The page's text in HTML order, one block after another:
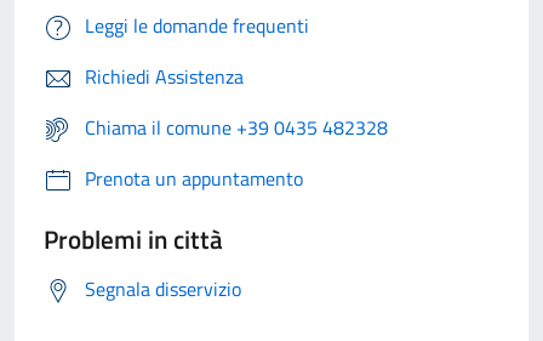
Leggi le domande frequenti
Richiedi Assistenza
Chiama il comune +39 0435 482328
Prenota un appuntamento
Problemi in città
Segnala disservizio